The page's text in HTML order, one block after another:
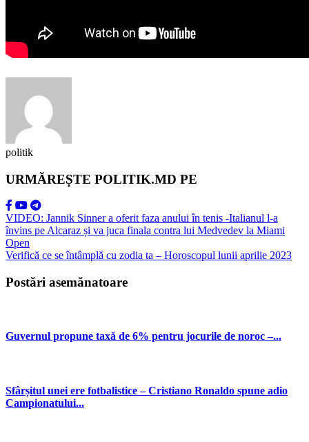
politik
URMĂREȘTE POLITIK.MD PE
VIDEO: Jannik Sinner a oferit faza anului în tenis -Italianul l-a
învins pe Alcaraz și va juca finala contra lui Medvedev la Miami
Open
Verifică ce se întâmplă cu zodia ta – Horoscopul lunii aprilie 2023
Postări asemănatoare
Guvernul propune taxă de 6% pentru jocurile de noroc –...
Sfârșitul unei ere fotbalistice – Cristiano Ronaldo spune adio
Campionatului...